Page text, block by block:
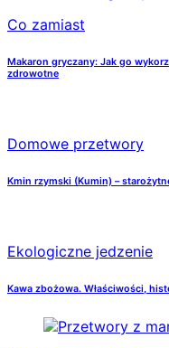
Co zamiast
Makaron gryczany: Jak go
zdrowotne
Domowe przetwory
Kmin rzymski (Kumin) –
Ekologiczne jedzenie
Kawa zbożowa. Właściwości,